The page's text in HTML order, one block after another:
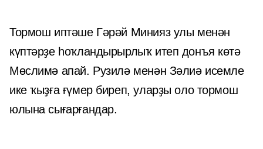
Тормош иптәше Гәрәй Минияз улы менән
күптәрҙе һоҡландырырлыҡ итеп донъя көтә
Мөслимә апай. Рузилә менән Зәлиә исемле
ике ҡыҙға ғүмер биреп, уларҙы оло тормош
юлына сығарғандар.